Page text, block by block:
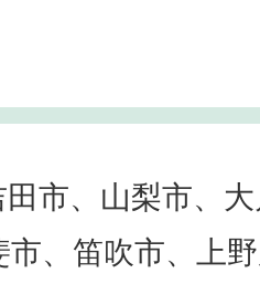
市、山梨市、
、笛吹市、上